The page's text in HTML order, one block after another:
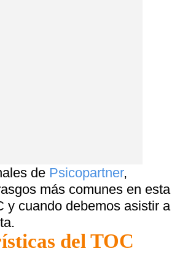
de Psicopartner,
más comunes en esta
y cuando debemos asistir a
del TOC